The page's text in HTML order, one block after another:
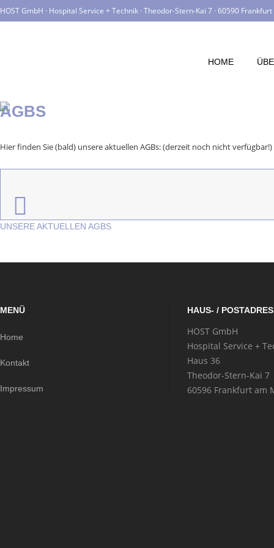
HOST GmbH · Hospital Service + Technik · Theodor-Stern-Kai 7 · 60590
HOME
AGBS
Hier finden Sie (bald) unsere aktuellen AGBs: (derzeit noch nicht verfügbar!)
UNSERE AKTUELLEN AGBS
MENÜ
Home
Kontakt
Impressum
HAUS- /
HOST GmbH
Hospital Service +
Haus 36
Theodor-Stern-Kai 7
60596 Frankfurt am